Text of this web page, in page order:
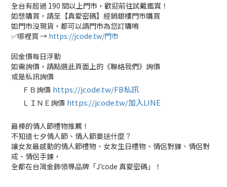
全台有超過 190 間以上門市，歡迎前往試戴鑑賞！
如想購買，請至【真愛密碼】經銷銀樓門市購買
如門市沒現貨，都可以請門市為您訂購唷
✅哪裡買 → https://jcode.tw/門市
因金價每日浮動
如需詢價，請點選此頁面上的《聯絡我們》詢價
或是私訊詢價
ＦＢ詢價 https://jcode.tw/FB私訊
ＬＩＮＥ詢價 https://jcode.tw/加入LINE
最棒的情人節禮物推薦！
不知道七夕情人節、情人節要送什麼？
讓女友最感動的情人節禮物、女友生日禮物、情侶對鍊、情侶對
戒、情侶手鍊，
全都在台灣金飾領導品牌「J'code 真愛密碼」！